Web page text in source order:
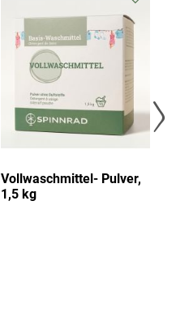
Vollwaschmittel- Pulver,
1,5 kg